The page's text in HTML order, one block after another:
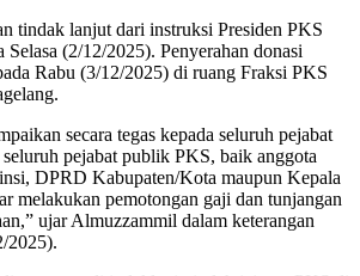
tindak lanjut dari instruksi Presiden PKS
(2/12/2025). Penyerahan donasi
Rabu (3/12/2025) di ruang Fraksi PKS
secara tegas kepada seluruh pejabat
pejabat publik PKS, baik anggota
DPRD Kabupaten/Kota maupun Kepala
melakukan pemotongan gaji dan tunjangan
ujar Almuzzammil dalam keterangan
2025).